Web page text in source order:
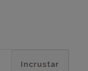
Incrustar